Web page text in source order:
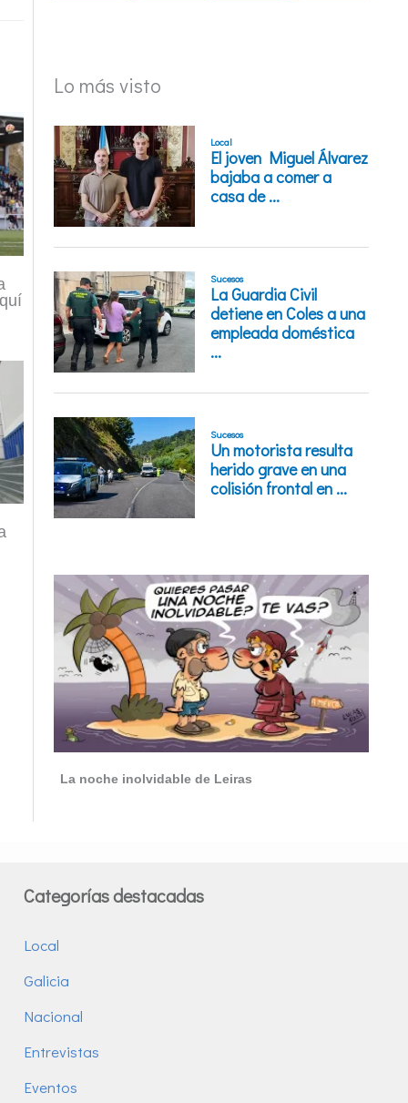
Lo más visto
La noche inolvidable de Leiras
Categorías destacadas
Local
Galicia
Nacional
Entrevistas
Eventos